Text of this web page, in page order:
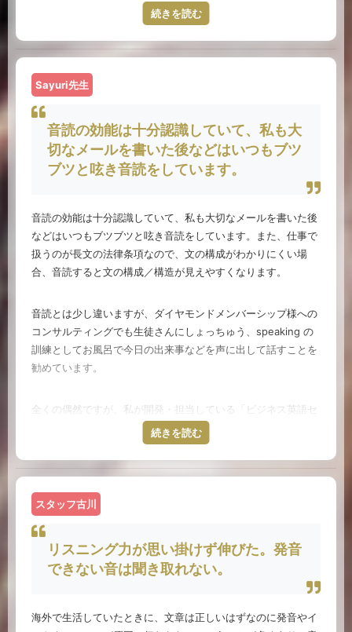
大学でも第二言語で英語を選択しましたが、教官が英語詩オタ
クだったので、もっぱらワーズワースやらバイロンやらを取り
上げていて、これらもすべて音読暗唱学習（他にどうしていい
のかわからない）で乗り切りました。似たような詩をたくさん
書きました（今見たらたぶん死にたくなりますね）。全て語感
によるものです。
実際に英国に行って実際に英語で生活し始めてからですね、本
気で困ったのは。コックニー訛りからパブリックスクールアク
によっては何をいっているのかさっぱりわからない。ここで意
外にも役立ったのが、中学生のころやっていた発音記号の確認
です。気になった単語、知らない単語はすべて発音記号を覚え
ました。そしてそれを練習して、まるで音符のように発音して
ので、ここを押さえておけば変化球にも対応できます。そして
さらにこれをやっていると、ある程度綴りから発音を推測する
ことができるようにもなります。
ったのですが。
すが）１０年ほどの間、全く英語に触れない時期がありまし
まに友達にメールするくらい。ある時ふと英語ニュースを言語
として聞いていない、ノイズ処理をしている自分に気付き、愕
然としました。せっかくの自分の能力が退化してしまった、ど
うしよう。そこで、よし、絶対に取り戻すぞと決意をし、また
始めました。音読です。ニュースは英語でしか読まない、聞か
ないことにしてひたすら音読とシャドーイングです。最初のこ
ろは以前出来ていたことが出来ない情けなさに泣けました。で
真似をして話す」練習は、ネイティブのように発音良くスラス
ラ話したい！を目指すには、一番効果があったのではないかと
思っています。
それは、人の真似（音読・シャドーイング・リピーティング練
習等）をすることで、発音だけでなくイントネーションやスピ
ード、言い回しや語彙など、実体験を通して英語学習の様々な
要素が自然と身につくから。これら練習の繰り返しは、例え真
似から始まった英語でも、いつしか自分のものになってくれる
といった、大きなメリットを持っています。
私自身の経験を振り返っても、自身の英語力の範囲で、自分が
思う発音やイントネーションで練習を続けていても、ネイティ
ブでないその時点の自分の英語からは抜け出せなかったと思い
ます。
この講座ではネイティブの音声を参考に、思う存分に音読やシ
ャドーイング、リピーティングなどのアウトプット練習ができ
るのが一番の魅力。達成率も見えるので、ゲーム感覚でハイス
コアを目指して何度でも練習したくなるのも嬉しい仕組みで
添削・発話するのかを知った上で、自己練習に繋げることがで
きるので、イマイチな自己流英語のまま練習を続けてしまう心
ングやリピーティング、オーバーラッピングなどの練習も出来
ます。
スタッフ藤原より（NYCへの数年間の留学経験があり、講師
レベルの英語力を持っています。）
続きを読む
Sayuri先生
音読の効能は十分認識していて、私も大
切なメールを書いた後などはいつもブツ
ブツと呟き音読をしています。
音読の効能は十分認識していて、私も大切なメールを書いた後
などはいつもブツブツと呟き音読をしています。また、仕事で
扱うのが長文の法律条項なので、文の構成がわかりにくい場
合、音読すると文の構成／構造が見えやすくなります。
音読とは少し違いますが、ダイヤモンドメンバーシップ様への
コンサルティングでも生徒さんにしょっちゅう、speaking の
訓練としてお風呂で今日の出来事などを声に出して話すことを
勧めています。
全くの偶然ですが、私が開発・担当している「ビジネス英語セ
ンスグローバルスタンダード化大作戦講座」で毎週配信してい
るメルボルン通信でも音読の効能に言及しています。
ご紹介させてください。
米語では、Dr. Seuss のThe Cat in the Hat, Green Eggs and
Ham などの一連の作品、英語では、Nursery Rhymes
(Humpty Dumpty などいわゆる日本で Mother Gooseと呼
続きを読む
スタッフ古川
リスニング力が思い掛けず伸びた。発音
できない音は聞き取れない。
海外で生活していたときに、文章は正しいはずなのに発音やイ